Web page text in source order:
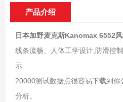
产品介绍
日本加野麦克斯Kanomax 6552
线条流畅、人体工学设计,防滑控
示
20000测试数据点很容易下载到
分析。